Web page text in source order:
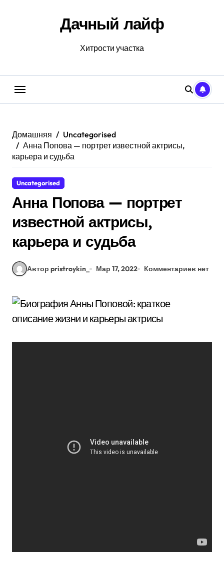
Дачный лайф
Хитрости участка
Домашняя
Uncategorised
Анна Попова — портрет известной актрисы,
карьера и судьба
Uncategorised
Анна Попова — портрет
известной актрисы,
карьера и судьба
Автор pristroykin_ Мар 17, 2022 Комментариев нет